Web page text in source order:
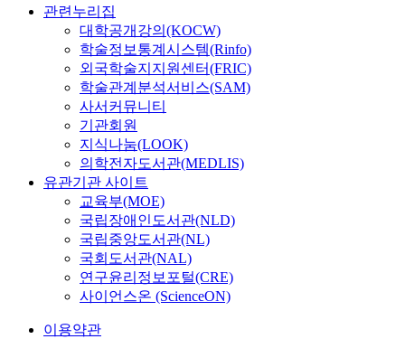
관련누리집
대학공개강의(KOCW)
학술정보통계시스템(Rinfo)
외국학술지지원센터(FRIC)
학술관계분석서비스(SAM)
사서커뮤니티
기관회원
지식나눔(LOOK)
의학전자도서관(MEDLIS)
유관기관 사이트
교육부(MOE)
국립장애인도서관(NLD)
국립중앙도서관(NL)
국회도서관(NAL)
연구윤리정보포털(CRE)
사이언스온 (ScienceON)
이용약관